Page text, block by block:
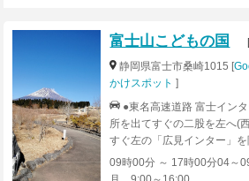
徒歩3分 ●湯～遊～バス「熱
下車（観光周遊バス1日700
であり）
富士山こどもの国
静岡県富士市桑崎1015 [
かけスポット ]
●東名高速道路 富士イン
所を出てすぐの二股を左へ(
すぐ左の「広見インター」
300m先の信号(岳陽中東)を
先の信号(中野)を右折(県道
09時00分 ～ 17時00分04